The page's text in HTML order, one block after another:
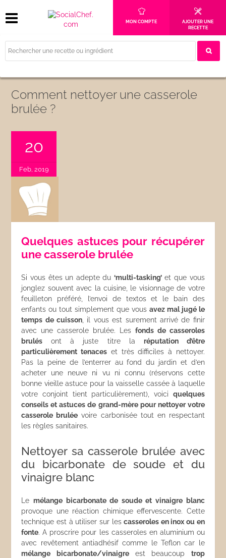
MON COMPTE
AJOUTER UNE
RECETTE
Comment nettoyer une casserole
brulée ?
20
Feb, 2019
Quelques astuces pour récupérer
une casserole brulée
Si vous êtes un adepte du ‘multi-tasking’et que vous
jonglez souvent avec la cuisine, le visionnage de votre
feuilleton préféré, l’envoi de textos et le bain des
enfants ou tout simplement que vous avez mal jugé le
temps de cuisson , il vous est surement arrivé de finir
avec une casserole brulée. Les fonds de casseroles
brulés ont à juste titre la réputation d’être
particulièrement tenaces et très difficiles à nettoyer.
Pas la peine de l’enterrer au fond du jardin et d’en
acheter une neuve ni vu ni connu (réservons cette
bonne vieille astuce pour la vaisselle cassée à laquelle
votre conjoint tient particulièrement), voici quelques
conseils et astuces de grand-mère pour nettoyer votre
casserole brulée voire carbonisée tout en respectant
les règles sanitaires.
Nettoyer sa casserole brulée avec
du bicarbonate de soude et du
vinaigre blanc
Lemélange bicarbonate de soude et vinaigre blanc
provoque une réaction chimique effervescente. Cette
technique est à utiliser sur lescasseroles en inox ou en
fonte. A proscrire pour les casseroles en aluminium ou
avec revêtement antiadhésif comme le Teflon car le
mélange bicarbonate/vinaigreest beaucoup trop